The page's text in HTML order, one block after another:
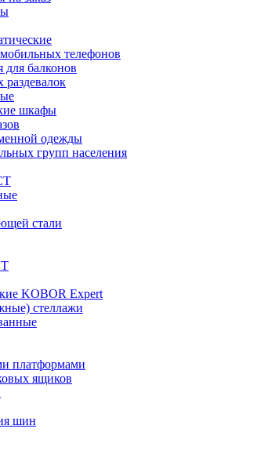
телефонов
для балконов
шкафы
одежды
групп населения
стали
KOBOR Expert
стеллажи
платформами
ящиков
шин